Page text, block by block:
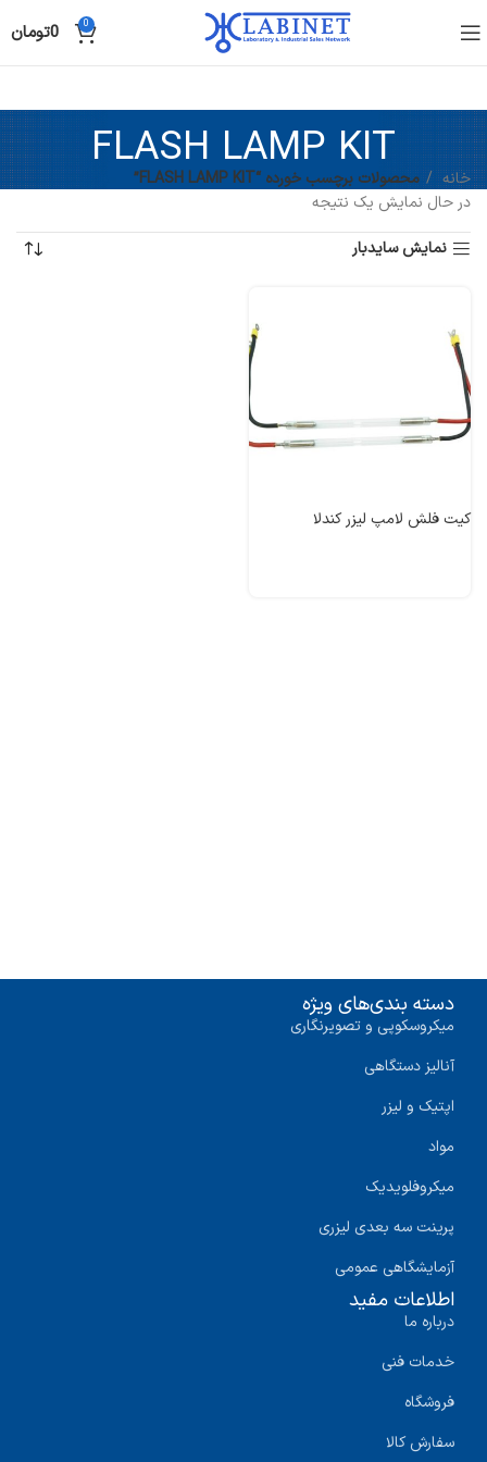
0
0تومان
FLASH LAMP KIT
خانه
محصولات برچسب خورده “FLASH LAMP KIT”
در حال نمایش یک نتیجه
نمایش سایدبار
کیت فلش لامپ لیزر کندلا
دسته بندی‌های ویژه
میکروسکوپی و تصویرنگاری
آنالیز دستگاهی
اپتیک و لیزر
مواد
میکروفلویدیک
پرینت سه‌ بعدی لیزری
آزمایشگاهی عمومی
اطلاعات مفید
درباره ما
خدمات فنی
فروشگاه
سفارش کالا